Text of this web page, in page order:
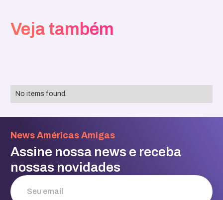
Veja também
No items found.
News Américas Amigas
Assine nossa news e receba
nossas novidades